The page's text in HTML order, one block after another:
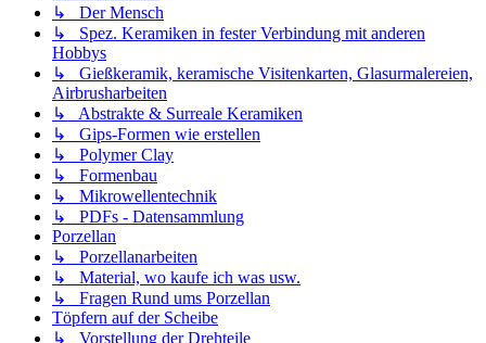
↳ Der Mensch
↳ Spez. Keramiken in fester Verbindung mit anderen
Hobbys
↳ Gießkeramik, keramische Visitenkarten, Glasurmalereien,
Airbrusharbeiten
↳ Abstrakte & Surreale Keramiken
↳ Gips-Formen wie erstellen
↳ Polymer Clay
↳ Formenbau
↳ Mikrowellentechnik
↳ PDFs - Datensammlung
Porzellan
↳ Porzellanarbeiten
↳ Material, wo kaufe ich was usw.
↳ Fragen Rund ums Porzellan
Töpfern auf der Scheibe
↳ Vorstellung der Drehteile